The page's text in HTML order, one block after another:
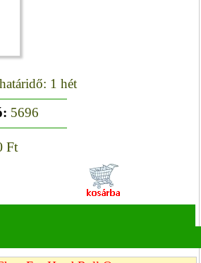
1 hét
5696
Ft